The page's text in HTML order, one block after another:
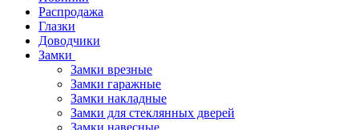
Распродажа
Глазки
Доводчики
Замки
Замки врезные
Замки гаражные
Замки накладные
Замки для стеклянных дверей
Замки навесные